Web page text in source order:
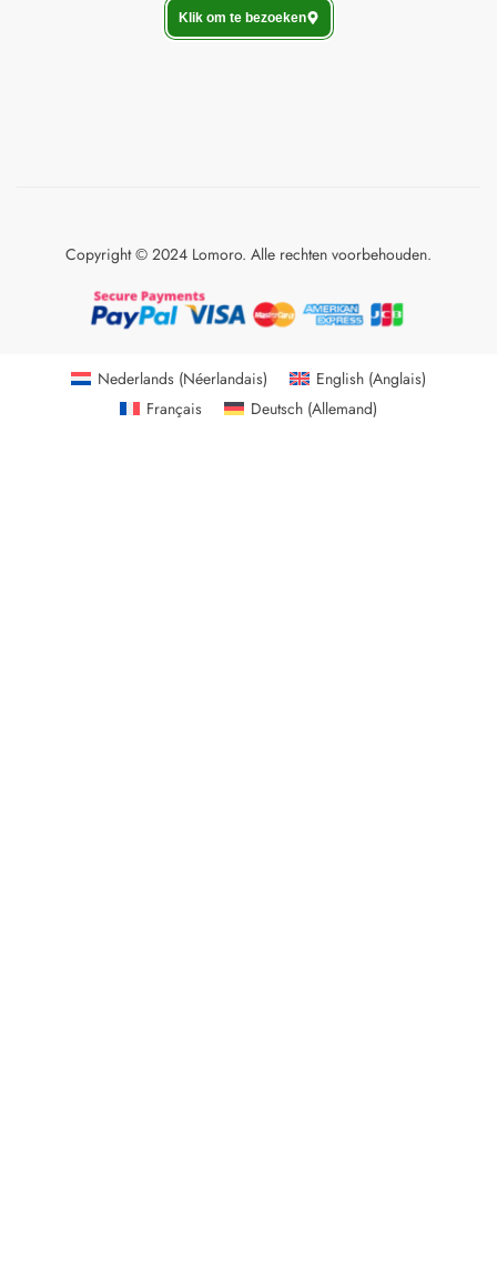
Klik om te bezoeken
Copyright © 2024 Lomoro. Alle rechten voorbehouden.
Nederlands (Néerlandais) English(Anglais)
Français
Deutsch(Allemand)